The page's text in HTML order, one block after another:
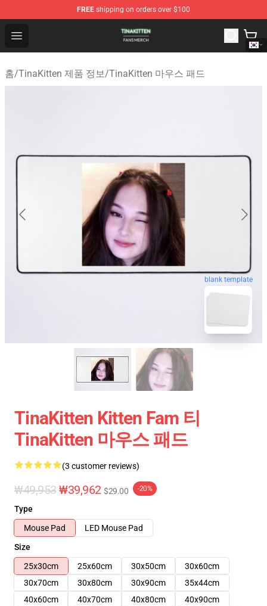
FREE shipping on orders over $100
Open menu
TinaKitten Shop - Official TinaKitten Merchandise Store
홈/TinaKitten 제품 정보/TinaKitten 마우스 패드
blank template
TinaKitten Kitten Fam 티
TinaKitten 마우스 패드
(3 customer reviews)
₩49,953 ₩39,962 $29.00 -20%
Type
Mouse Pad
LED Mouse Pad
Size
25x30cm
25x60cm 30x50cm
30x60cm
30x70cm
30x80cm 30x90cm
35x44cm
40x60cm
40x70cm 40x80cm
40x90cm